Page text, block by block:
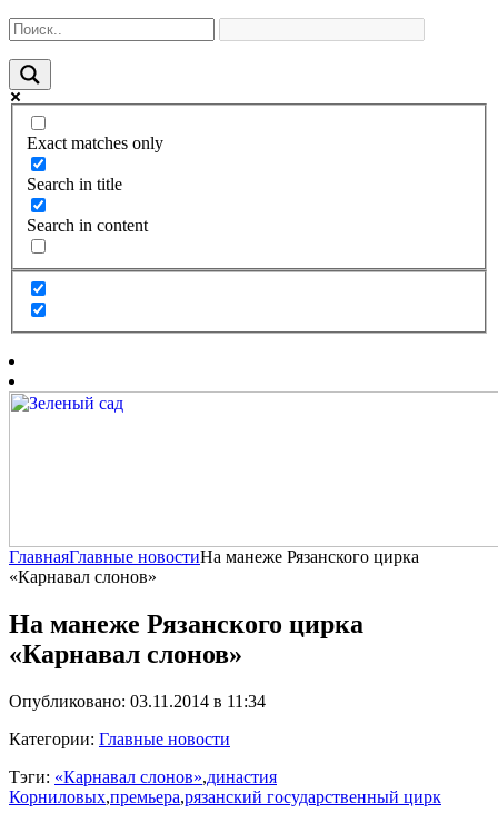
Exact matches only
Search in title
Search in content
ГлавнаяГлавные новостиНа манеже Рязанского цирка
«Карнавал слонов»
На манеже Рязанского цирка
«Карнавал слонов»
Опубликовано: 03.11.2014 в 11:34
Категории: Главные новости
Тэги: «Карнавал слонов»,династия
Корниловых,премьера,рязанский государственный цирк